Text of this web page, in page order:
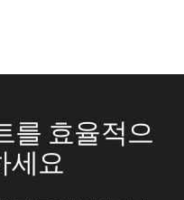
를 효율적으
세요